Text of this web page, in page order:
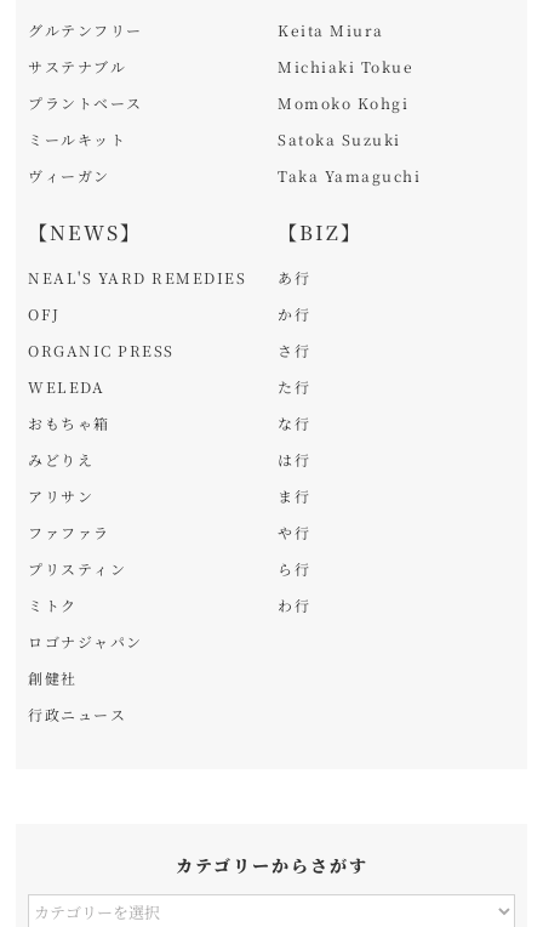
グルテンフリー
サステナブル
プラントベース
ミールキット
ヴィーガン
【NEWS】
NEAL'S YARD REMEDIES
OFJ
ORGANIC PRESS
WELEDA
おもちゃ箱
みどりえ
アリサン
ファファラ
プリスティン
ミトク
ロゴナジャパン
創健社
行政ニュース
Keita Miura
Michiaki Tokue
Momoko Kohgi
Satoka Suzuki
Taka Yamaguchi
【BIZ】
あ行
か行
さ行
た行
な行
は行
ま行
や行
ら行
わ行
カテゴリーからさがす
カ